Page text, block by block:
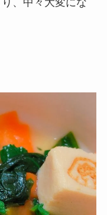
、中々大変にな